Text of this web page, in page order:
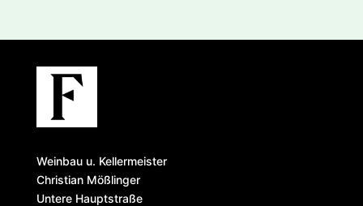
Weinbau u. Kellermeister
Christian Mößlinger
Untere Hauptstraße